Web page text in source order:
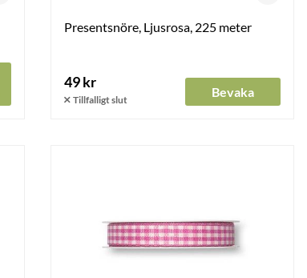
Presentsnöre, Ljusrosa, 225 meter
49 kr
Bevaka